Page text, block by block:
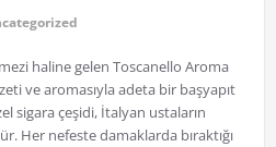
haline gelen Toscanello Aroma
ve aromasıyla adeta bir başyapıt
sigara çeşidi, İtalyan ustaların
Her nefeste damaklarda bıraktığı